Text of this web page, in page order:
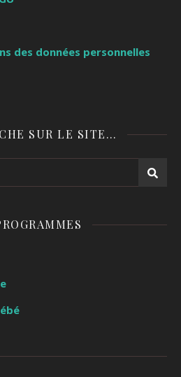
des données personnelles
SUR LE SITE…